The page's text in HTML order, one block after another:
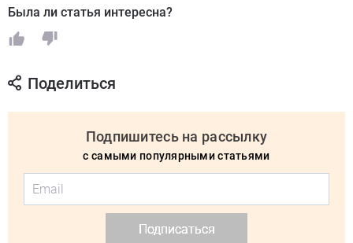
Была ли статья интересна?
Поделиться
Подпишитесь на рассылку
с самыми популярными статьями
Подписаться